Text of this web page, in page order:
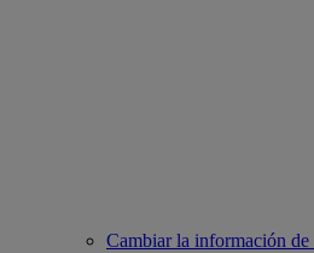
Cambiar la información de